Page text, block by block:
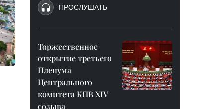
ПРОСЛУШАТЬ
Торжественное
открытие третьего
Пленума
Центрального
комитета КПВ XIV
созыва